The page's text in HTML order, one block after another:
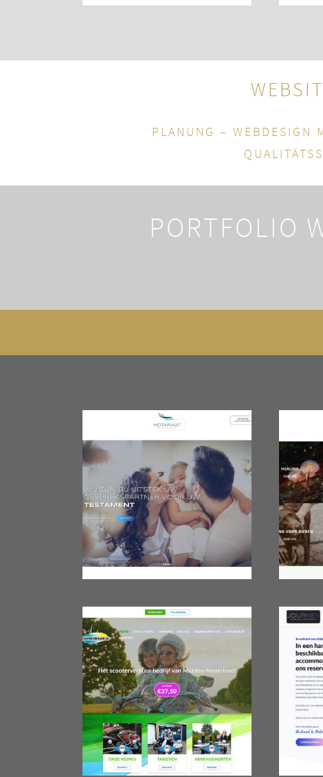
PLANUNG – WEBDESIGN
PORTFOLIO